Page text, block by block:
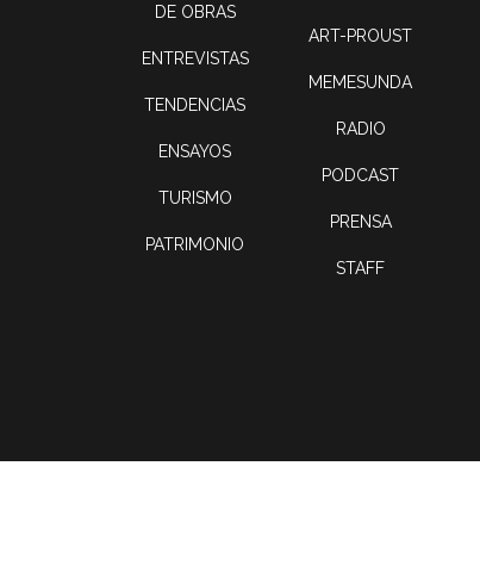
DE OBRAS
ENTREVISTAS
TENDENCIAS
ENSAYOS
TURISMO
PATRIMONIO
ART-PROUST
MEMESUNDA
RADIO
PODCAST
PRENSA
STAFF